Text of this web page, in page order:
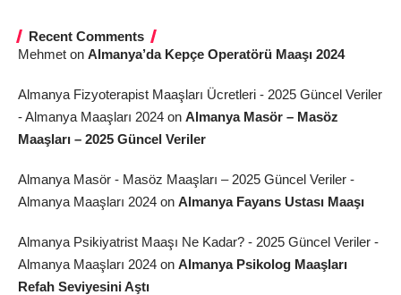
Recent Comments
Mehmet on Almanya’da Kepçe Operatörü Maaşı 2024
Almanya Fizyoterapist Maaşları Ücretleri - 2025 Güncel Veriler
- Almanya Maaşları 2024 on Almanya Masör – Masöz
Maaşları – 2025 Güncel Veriler
Almanya Masör - Masöz Maaşları – 2025 Güncel Veriler -
Almanya Maaşları 2024 on Almanya Fayans Ustası Maaşı
Almanya Psikiyatrist Maaşı Ne Kadar? - 2025 Güncel Veriler -
Almanya Maaşları 2024 on Almanya Psikolog Maaşları
Refah Seviyesini Aştı